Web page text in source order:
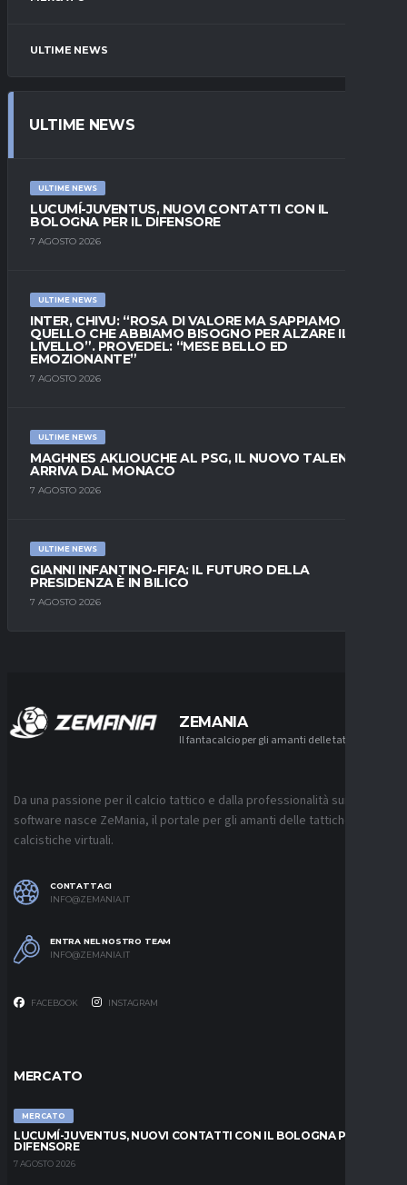
ULTIME NEWS
ULTIME NEWS
ULTIME NEWS
LUCUMÍ-JUVENTUS, NUOVI CONTATTI CON IL
BOLOGNA PER IL DIFENSORE
7 AGOSTO 2026
ULTIME NEWS
INTER, CHIVU: “ROSA DI VALORE MA SAPPIAMO
QUELLO CHE ABBIAMO BISOGNO PER ALZARE IL
LIVELLO”. PROVEDEL: “MESE BELLO ED
EMOZIONANTE”
7 AGOSTO 2026
ULTIME NEWS
MAGHNES AKLIOUCHE AL PSG, IL NUOVO TALENTO
ARRIVA DAL MONACO
7 AGOSTO 2026
ULTIME NEWS
GIANNI INFANTINO-FIFA: IL FUTURO DELLA
PRESIDENZA È IN BILICO
7 AGOSTO 2026
ZEMANIA
Il fantacalcio per gli amanti delle tattiche
Da una passione per il calcio tattico e dalla professionalità sui
software nasce ZeMania, il portale per gli amanti delle tattiche
calcistiche virtuali.
CONTATTACI
INFO@ZEMANIA.IT
ENTRA NEL NOSTRO TEAM
INFO@ZEMANIA.IT
FACEBOOK INSTAGRAM
MERCATO
MERCATO
LUCUMÍ-JUVENTUS, NUOVI CONTATTI CON IL BOLOGNA PER IL
DIFENSORE
7 AGOSTO 2026